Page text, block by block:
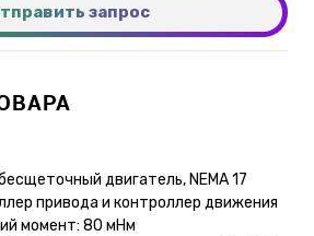
запрос
двигатель, NEMA 17
привода и контроллер движения
момент: 80 мНм